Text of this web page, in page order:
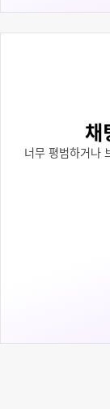
채
너무 평범하거나